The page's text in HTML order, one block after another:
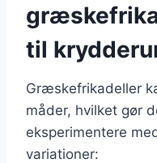
til
Græskefrikadeller
måder, hvilket gør
eksperimentere
variationer: